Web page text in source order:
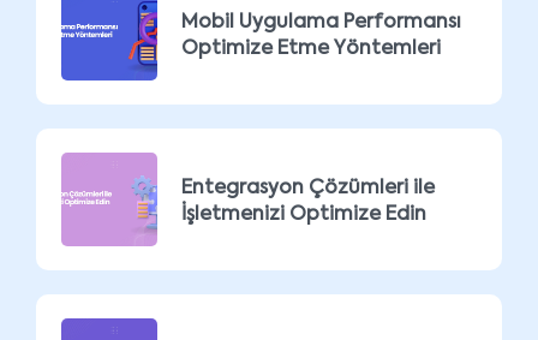
Mobil Uygulama Performansı
Optimize Etme Yöntemleri
Entegrasyon Çözümleri ile
İşletmenizi Optimize Edin